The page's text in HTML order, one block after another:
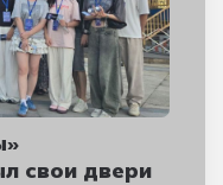
свои двери